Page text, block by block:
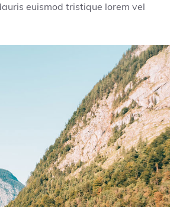
euismod tristique lorem vel